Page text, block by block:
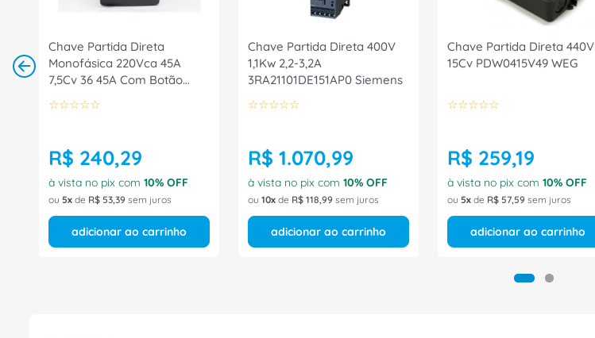
Chave Partida Direta
Monofásica 220Vca 45A
7,5Cv 36 45A Com Botão
3PDA0113221B Altronic
☆☆☆☆☆
R$ 240,29
à vista no pix com 10% OFF
ou 5 de R$ 53,39 sem juros
adicionar ao carrinho
Chave Partida Direta 400V
1,1Kw 2,2-3,2A
3RA21101DE151AP0 Siemens
☆☆☆☆☆
R$ 1.070,99
à vista no pix com 10% OFF
ou 10 de R$ 118,99 sem juros
adicionar ao carrinho
Chave Partida Direta 440V
15Cv PDW0415V49 WEG
☆☆☆☆☆
R$ 259,19
à vista no pix com 10% OFF
ou 5 de R$ 57,59 sem juros
adicionar ao carrinho